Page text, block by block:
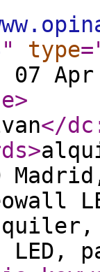
" type
07
>
</
>
LED,